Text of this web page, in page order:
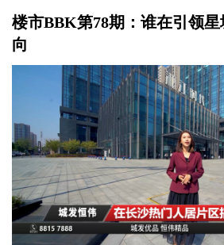
楼市BBK第78期：谁在引领
向